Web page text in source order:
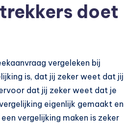
doet
vergeleken bij
is, dat jij zeker weet dat jij
dat jij zeker weet dat je
eigenlijk gemaakt en
vergelijking maken is zeker